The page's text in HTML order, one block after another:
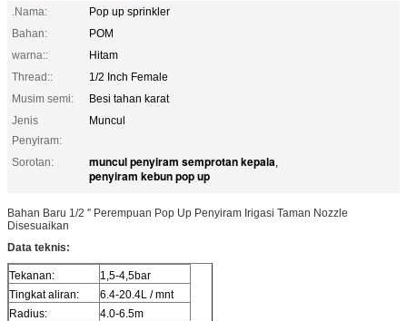
.Nama:
Pop up sprinkler
Bahan:
POM
warna::
Hitam
Thread::
1/2 Inch Female
Musim semi:
Besi tahan karat
Jenis
Penyiram:
Muncul
Sorotan: muncul penyiram semprotan kepala,
penyiram kebun pop up
Bahan Baru 1/2 '' Perempuan Pop Up Penyiram Irigasi Taman Nozzle
Disesuaikan
Data teknis:
Tekanan:
1,5-4,5bar
Tingkat aliran:
6.4-20.4L / mnt
Radius:
4.0-6.5m